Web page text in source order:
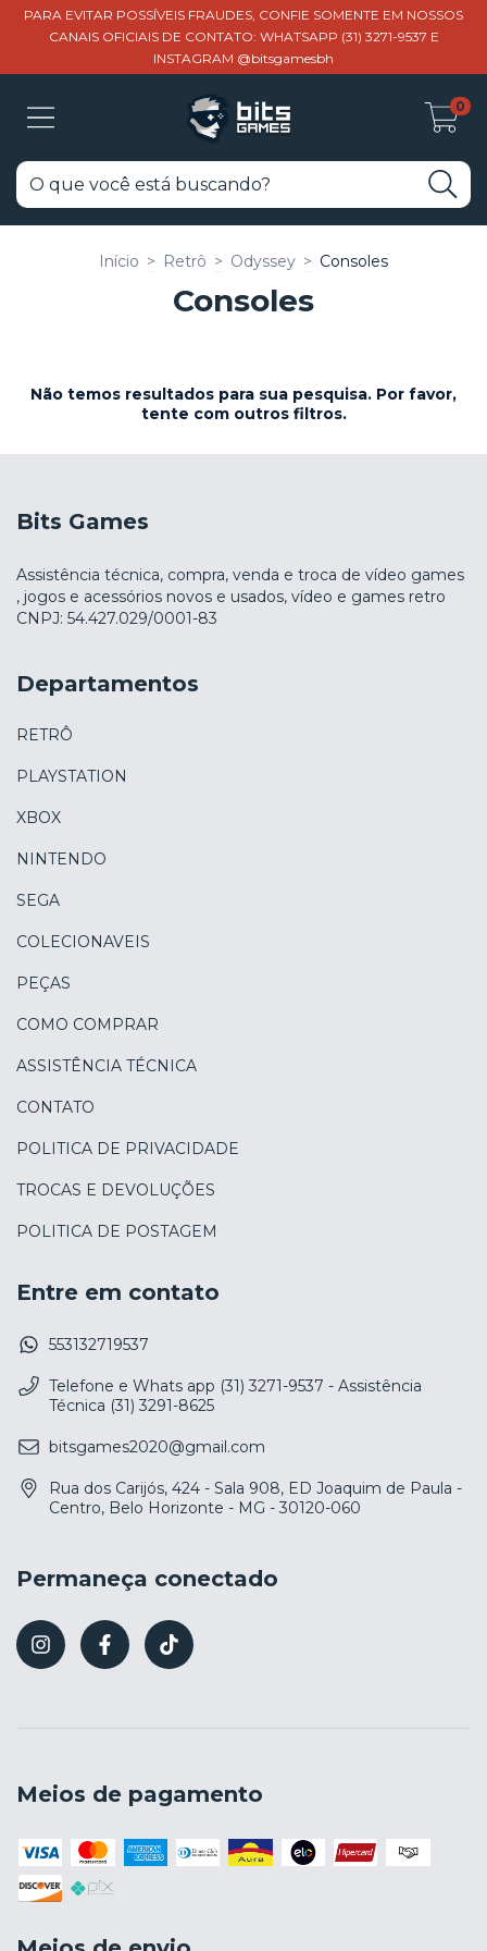
PARA EVITAR POSSÍVEIS FRAUDES, CONFIE SOMENTE EM NOSSOS
CANAIS OFICIAIS DE CONTATO: WHATSAPP (31) 3271-9537 E
INSTAGRAM @bitsgamesbh
0
Início > Retrô > Odyssey > Consoles
Consoles
Não temos resultados para sua pesquisa. Por favor,
tente com outros filtros.
Bits Games
Assistência técnica, compra, venda e troca de vídeo games
, jogos e acessórios novos e usados, vídeo e games retro
CNPJ: 54.427.029/0001-83
Departamentos
RETRÔ
PLAYSTATION
XBOX
NINTENDO
SEGA
COLECIONAVEIS
PEÇAS
COMO COMPRAR
ASSISTÊNCIA TÉCNICA
CONTATO
POLITICA DE PRIVACIDADE
TROCAS E DEVOLUÇÕES
POLITICA DE POSTAGEM
Entre em contato
553132719537
Telefone e Whats app (31) 3271-9537 - Assistência
Técnica (31) 3291-8625
bitsgames2020@gmail.com
Rua dos Carijós, 424 - Sala 908, ED Joaquim de Paula -
Centro, Belo Horizonte - MG - 30120-060
Permaneça conectado
Meios de pagamento